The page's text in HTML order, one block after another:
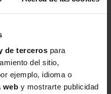
de terceros para
del sitio,
ejemplo, idioma o
web y mostrarte publicidad